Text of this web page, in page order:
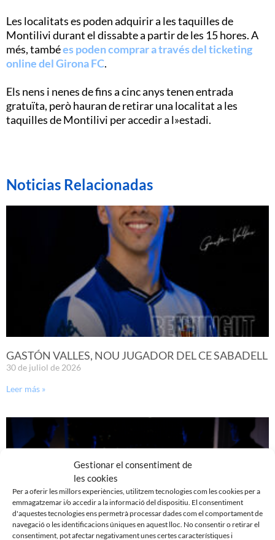
Gestionar el consentiment de
les cookies
Per a oferir les millors experiències, utilitzem tecnologies com les cookies per a
emmagatzemar i/o accedir a la informació del dispositiu. El consentiment
d'aquestes tecnologies ens permetrà processar dades com el comportament de
navegació o les identificacions úniques en aquest lloc. No consentir o retirar el
consentiment, pot afectar negativament unes certes característiques i
Les localitats es poden adquirir a les taquilles de
Montilivi durant el dissabte a partir de les 15 hores. A
més, tambées poden comprar a través del ticketing
online del Girona FC.
Els nens i nenes de fins a cinc anys tenen entrada
gratuïta, però hauran de retirar una localitat a les
taquilles de Montilivi per accedir a l»estadi.
Noticias Relacionadas
GASTÓN VALLES, NOU JUGADOR DEL CE SABADELL
30 de juliol de 2026
Leer más »